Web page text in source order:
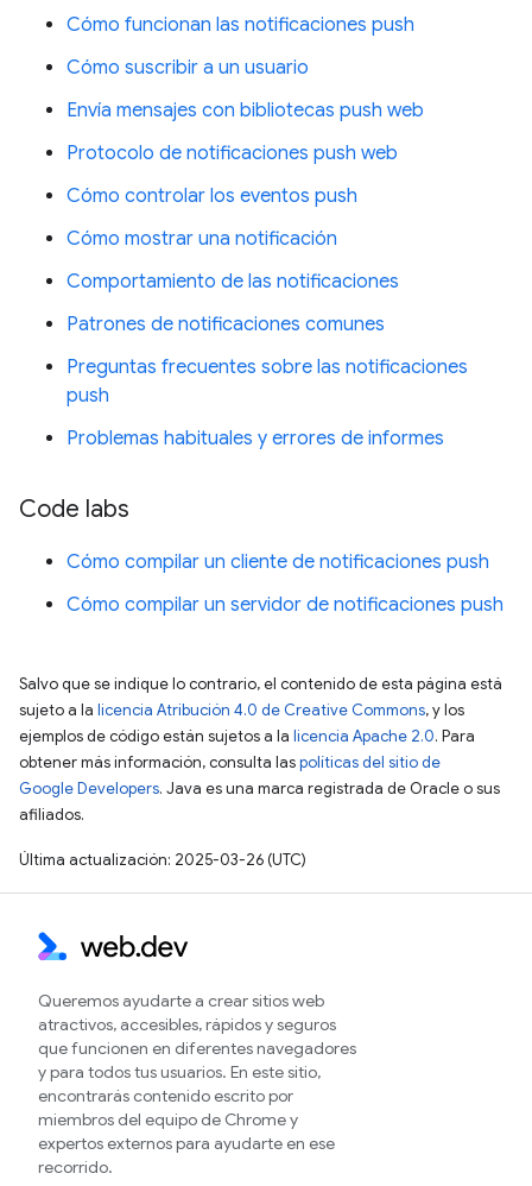
Cómo funcionan las notificaciones push
Cómo suscribir a un usuario
Envía mensajes con bibliotecas push web
Protocolo de notificaciones push web
Cómo controlar los eventos push
Cómo mostrar una notificación
Comportamiento de las notificaciones
Patrones de notificaciones comunes
Preguntas frecuentes sobre las notificaciones
push
Problemas habituales y errores de informes
Code labs
Cómo compilar un cliente de notificaciones push
Cómo compilar un servidor de notificaciones push
Salvo que se indique lo contrario, el contenido de esta página está
sujeto a la licencia Atribución 4.0 de Creative Commons, y los
ejemplos de código están sujetos a la licencia Apache 2.0. Para
obtener más información, consulta laspolíticas del sitio de
Google Developers. Java es una marca registrada de Oracle o sus
afiliados.
Última actualización: 2025-03-26 (UTC)
Queremos ayudarte a crear sitios web
atractivos, accesibles, rápidos y seguros
que funcionen en diferentes navegadores
y para todos tus usuarios. En este sitio,
encontrarás contenido escrito por
miembros del equipo de Chrome y
expertos externos para ayudarte en ese
recorrido.